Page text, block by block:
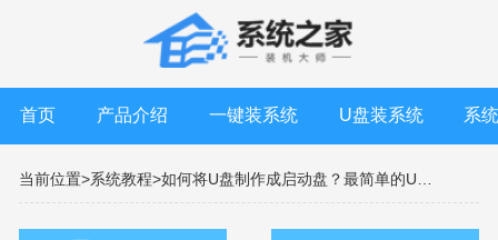
首页 产品介绍 一键装系统 U盘装系统 系
当前位置>系统教程>